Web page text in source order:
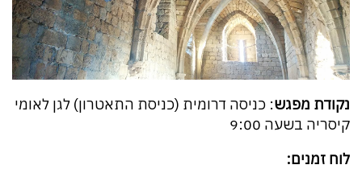
נקודת מפגש: כניסה דרומית (כניסת התאטרון) לגן לאומי
קיסריה בשעה 9:00
לוח זמנים: